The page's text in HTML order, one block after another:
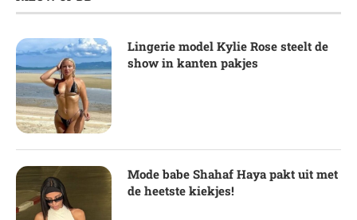
Lingerie model Kylie Rose steelt de
show in kanten pakjes
Mode babe Shahaf Haya pakt uit met
de heetste kiekjes!